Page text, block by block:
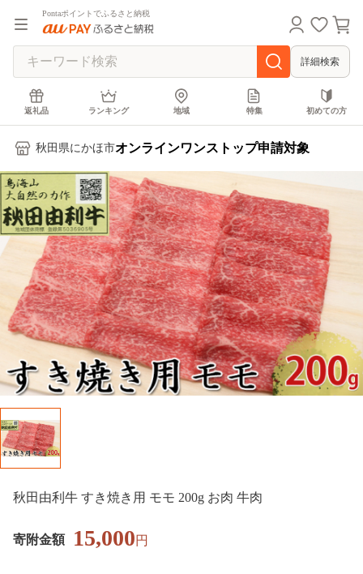
Pontaポイントでふるさと納税
詳細検索
返礼品 ランキング 地域 特集 初めての方
秋田県にかほ市オンラインワンストップ申請対象
秋田由利牛 すき焼き用 モモ 200g お肉 牛肉
寄附金額 15,000円